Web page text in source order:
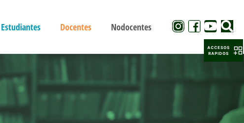
Estudiantes Docentes Nodocentes
ACCESOS
RAPIDOS